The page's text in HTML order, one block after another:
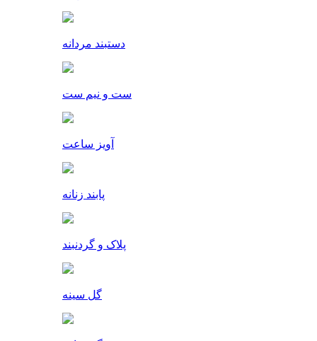
دستبند مردانه
ست و نیم ست
آویز ساعت
پابند زنانه
پلاک و گردنبند
گل سینه